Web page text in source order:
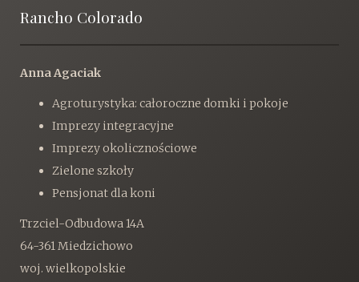
Rancho Colorado
Anna Agaciak
Agroturystyka: całoroczne domki i pokoje
Imprezy integracyjne
Imprezy okolicznościowe
Zielone szkoły
Pensjonat dla koni
Trzciel-Odbudowa 14A
64-361 Miedzichowo
woj. wielkopolskie